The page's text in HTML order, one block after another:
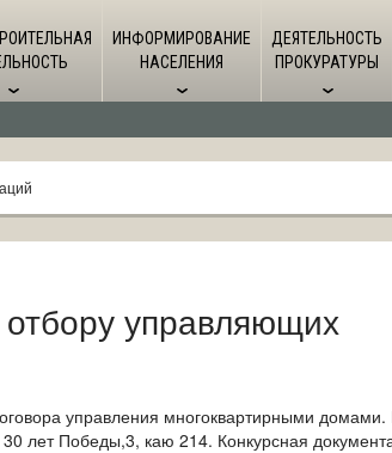
ИНФОРМИРОВАНИЕ
НАСЕЛЕНИЯ
ДЕЯТЕЛЬНОСТЬ
ПРОКУРАТУРЫ
управляющих
управления многоквартирными
лет Победы,3, каю 214. Конкурсная